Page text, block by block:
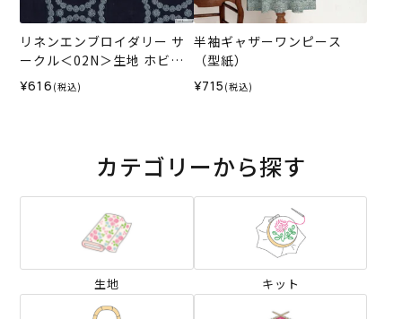
リネンエンブロイダリー サ
ークル＜02N＞生地 ホビー
ラホビーレデザインコレク
ション
¥616 (税込)
半袖ギャザーワンピース
（型紙）
¥715 (税込)
カテゴリーから探す
生地 キット